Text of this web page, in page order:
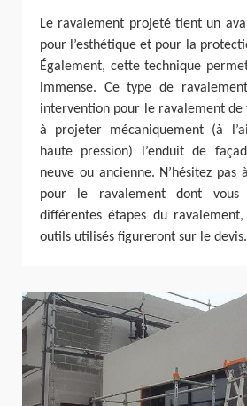
Le ravalement projeté tient un
pour l’esthétique et pour la
Également, cette technique
immense. Ce type de
intervention pour le ravalement de
à projeter mécaniquement (à
haute pression) l’enduit de
neuve ou ancienne. N’hésitez
pour le ravalement dont vous
différentes étapes du
outils utilisés figureront sur le devis.